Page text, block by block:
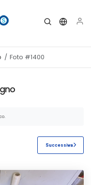
Foto #1400
Successiva